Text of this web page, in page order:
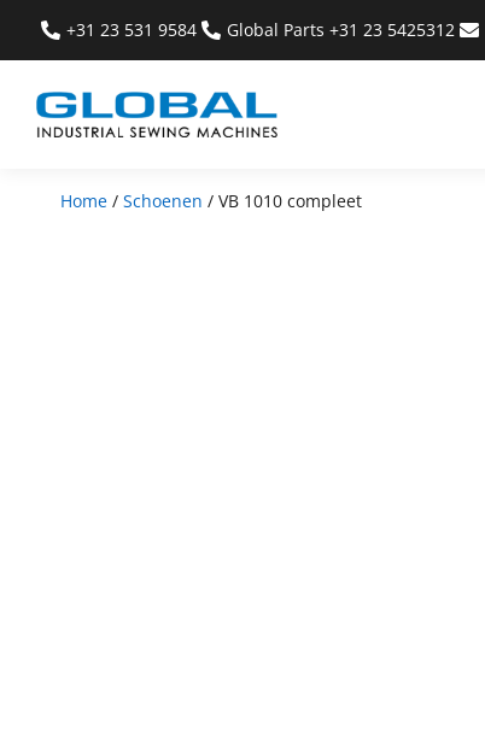
+31 23 531 9584 Global Parts +31 23 5425312
Home / Schoenen / VB 1010 compleet